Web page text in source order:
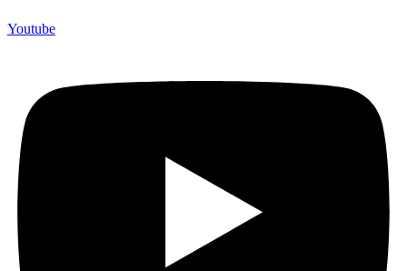
Youtube